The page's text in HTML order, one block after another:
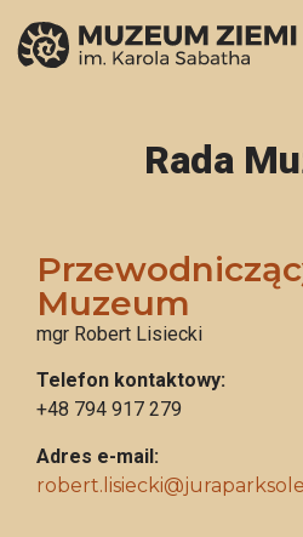
Rada
Muzeum
mgr Robert Lisiecki
Telefon kontaktowy:
+48 794 917 279
Adres e-mail: